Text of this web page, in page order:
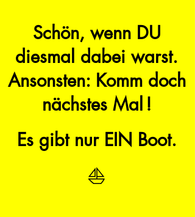
Schön, wenn DU
diesmal dabei warst.
Ansonsten: Komm doch
nächstes Mal !
Es gibt nur EIN Boot.
⛵️